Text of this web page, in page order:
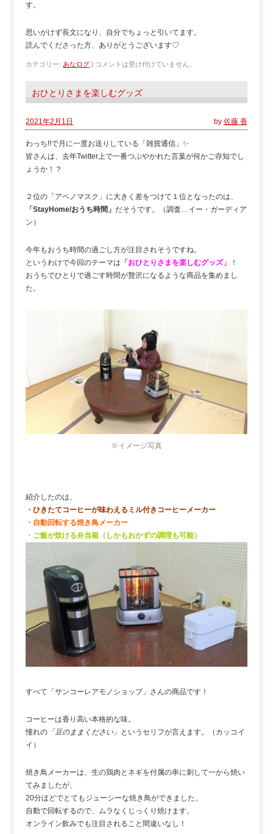
す。
思いがけず長文になり、自分でちょっと引いてます。
読んでくださった方、ありがとうございます♡
カテゴリー: あなログ | コメントは受け付けていません。
おひとりさまを楽しむグッズ
2021年2月1日 by 佐藤 香
わっち!!で月に一度お送りしている「雑貨通信」✨
皆さんは、去年Twitter上で一番つぶやかれた言葉が何かご存知でし
ょうか！？
２位の「アベノマスク」に大きく差をつけて１位となったのは、
「StayHome/おうち時間」だそうです。（調査…イー・ガーディア
ン）
今年もおうち時間の過ごし方が注目されそうですね。
というわけで今回のテーマは 「おひとりさまを楽しむグッズ」
！
おうちでひとりで過ごす時間が贅沢になるような商品を集めまし
た。
※イメージ写真
紹介したのは、
・ひきたてコーヒーが味わえるミル付きコーヒーメーカー
・自動回転する焼き鳥メーカー
・ご飯が炊ける弁当箱（しかもおかずの調理も可能）
すべて「サンコーレアモノショップ」さんの商品です！
コーヒーは香り高い本格的な味。
憧れの 「豆のままください」 というセリフが言えます。（カッコイ
イ）
焼き鳥メーカーは、生の鶏肉とネギを付属の串に刺して一から焼い
てみましたが、
20分ほどでとてもジューシーな焼き鳥ができました。
自動で回転するので、ムラなくじっくり焼けます。
オンライン飲みでも注目されること間違いなし！